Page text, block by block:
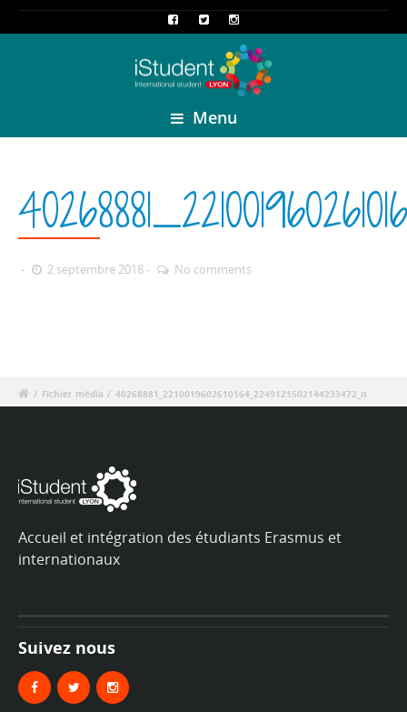
Menu
2 septembre 2018 No comments
/ Fichier média / 40268881_2210019602610164_2249121502144233472_n
Accueil et intégration des étudiants Erasmus et
internationaux
Suivez nous